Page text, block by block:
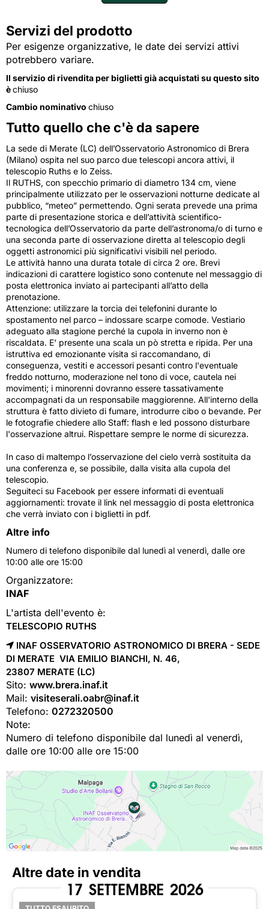
Servizi del prodotto
Per esigenze organizzative, le date dei servizi attivi
potrebbero variare.
Il servizio di rivendita per biglietti già acquistati su questo sito
èchiuso
Cambio nominativo chiuso
Tutto quello che c'è da sapere
La sede di Merate (LC) dell’Osservatorio Astronomico di Brera
(Milano) ospita nel suo parco due telescopi ancora attivi, il
telescopio Ruths e lo Zeiss.
Il RUTHS, con specchio primario di diametro 134 cm, viene
principalmente utilizzato per le osservazioni notturne dedicate al
pubblico, “meteo” permettendo. Ogni serata prevede una prima
parte di presentazione storica e dell’attività scientifico-
tecnologica dell’Osservatorio da parte dell’astronoma/o di turno e
una seconda parte di osservazione diretta al telescopio degli
oggetti astronomici più significativi visibili nel periodo.
Le attività hanno una durata totale di circa 2 ore. Brevi
indicazioni di carattere logistico sono contenute nel messaggio di
posta elettronica inviato ai partecipanti all’atto della
prenotazione.
Attenzione: utilizzare la torcia dei telefonini durante lo
spostamento nel parco – indossare scarpe comode. Vestiario
adeguato alla stagione perché la cupola in inverno non è
riscaldata. E' presente una scala un pò stretta e ripida. Per una
istruttiva ed emozionante visita si raccomandano, di
conseguenza, vestiti e accessori pesanti contro l'eventuale
freddo notturno, moderazione nel tono di voce, cautela nei
movimenti; i minorenni dovranno essere tassativamente
accompagnati da un responsabile maggiorenne. All'interno della
struttura è fatto divieto di fumare, introdurre cibo o bevande. Per
le fotografie chiedere allo Staff: flash e led possono disturbare
l'osservazione altrui. Rispettare sempre le norme di sicurezza.
In caso di maltempo l’osservazione del cielo verrà sostituita da
una conferenza e, se possibile, dalla visita alla cupola del
telescopio.
Seguiteci su Facebook per essere informati di eventuali
aggiornamenti: trovate il link nel messaggio di posta elettronica
che verrà inviato con i biglietti in pdf.
Altre info
Numero di telefono disponibile dal lunedì al venerdì, dalle ore
10:00 alle ore 15:00
Organizzatore:
INAF
L'artista dell'evento è:
TELESCOPIO RUTHS
INAF OSSERVATORIO ASTRONOMICO DI BRERA - SEDE
DI MERATE VIA EMILIO BIANCHI, N. 46,
23807 MERATE (LC)
Sito: www.brera.inaf.it
Mail: visiteserali.oabr@inaf.it
Telefono: 0272320500
Note:
Numero di telefono disponibile dal lunedì al venerdì,
dalle ore 10:00 alle ore 15:00
Altre date in vendita
17 SETTEMBRE 2026